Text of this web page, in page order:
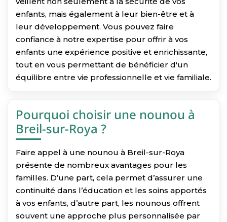
enfants, mais également à leur bien-être et à
leur développement. Vous pouvez faire
confiance à notre expertise pour offrir à vos
enfants une expérience positive et enrichissante,
tout en vous permettant de bénéficier d'un
équilibre entre vie professionnelle et vie familiale.
Pourquoi choisir une nounou à
Breil-sur-Roya ?
Faire appel à une nounou à Breil-sur-Roya
présente de nombreux avantages pour les
familles. D’une part, cela permet d’assurer une
continuité dans l’éducation et les soins apportés
à vos enfants, d’autre part, les nounous offrent
souvent une approche plus personnalisée par